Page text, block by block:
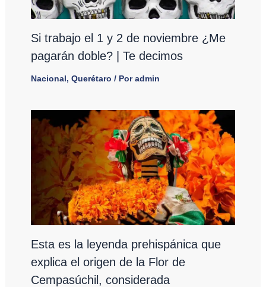
Si trabajo el 1 y 2 de noviembre ¿Me
pagarán doble? | Te decimos
Nacional, Querétaro / Poradmin
Esta es la leyenda prehispánica que
explica el origen de la Flor de
Cempasúchil, considerada